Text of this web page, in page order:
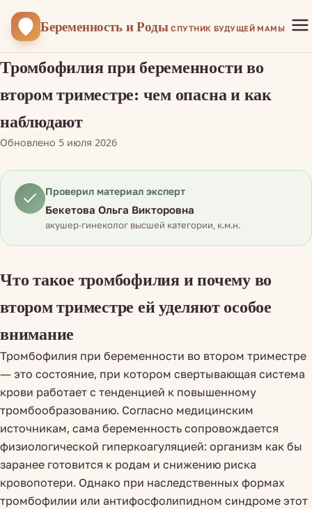
Беременностьи Роды СПУТНИК БУДУЩЕЙ МАМЫ
Тромбофилия при беременности во
втором триместре: чем опасна и как
наблюдают
Обновлено 5 июля 2026
Проверил материал эксперт
Бекетова Ольга Викторовна
акушер-гинеколог высшей категории, к.м.н.
Что такое тромбофилия и почему во
втором триместре ей уделяют особое
внимание
Тромбофилия при беременности во втором триместре
— это состояние, при котором свертывающая система
крови работает с тенденцией к повышенному
тромбообразованию. Согласно медицинским
источникам, сама беременность сопровождается
физиологической гиперкоагуляцией: организм как бы
заранее готовится к родам и снижению риска
кровопотери. Однако при наследственных формах
тромбофилии или антифосфолипидном синдроме этот